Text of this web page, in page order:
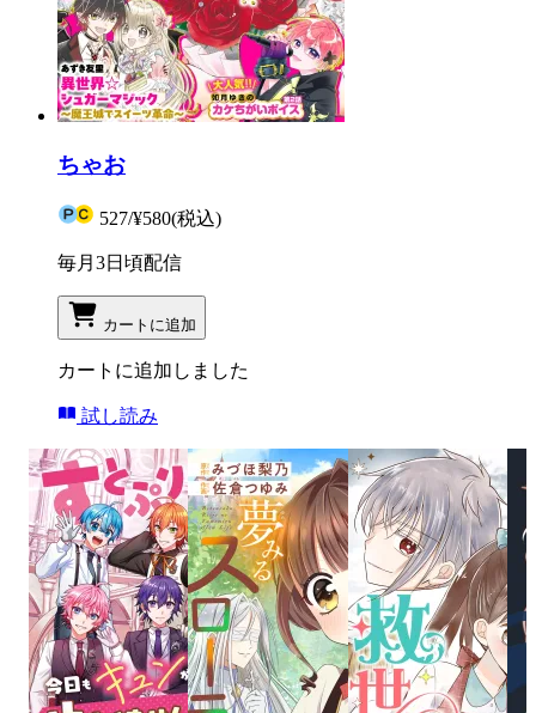
ちゃお
527/¥580(税込)
毎月3日頃配信
カートに追加
カートに追加しました
試し読み